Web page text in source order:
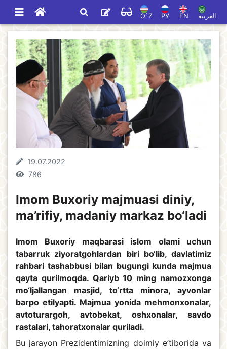
O`Z РУ EN العربية
19.07.2022
786
Imom Buxoriy majmuasi diniy,
ma’rifiy, madaniy markaz bo‘ladi
Imom Buxoriy maqbarasi islom olami uchun
tabarruk ziyoratgohlardan biri bo‘lib, davlatimiz
rahbari tashabbusi bilan bugungi kunda majmua
qayta qurilmoqda. Qariyb 10 ming namozxonga
mo‘ljallangan masjid, to‘rtta minora, ayvonlar
barpo etilyapti. Majmua yonida mehmonxonalar,
avtoturargoh, avtobekat, oshxonalar, savdo
rastalari, tahoratxonalar quriladi.
Bu jarayon Prezidentimizning doimiy e’tiborida va